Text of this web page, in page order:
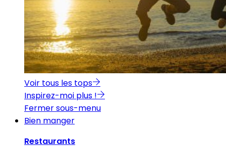
Voir tous les tops
Inspirez-moi plus !
Fermer sous-menu
Bien manger
Restaurants